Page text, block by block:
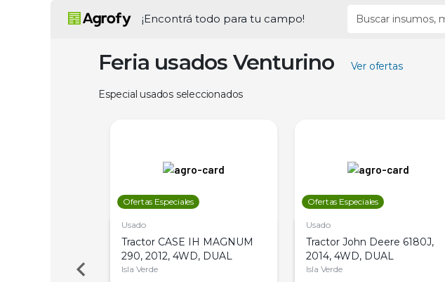
¡Encontrá todo para tu campo!
Feria usados Venturino Ver ofertas
Especial usados seleccionados
Ofertas Especiales
Usado
Tractor CASE IH MAGNUM
290, 2012, 4WD, DUAL
Isla Verde
Ofertas Especiales
Usado
Tractor John Deere 6180J,
2014, 4WD, DUAL
Isla Verde